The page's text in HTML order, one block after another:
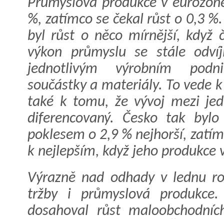
Průmyslová produkce v
%, zatímco se čekal růst o 0,3
byl růst o něco mírnější, když
výkon průmyslu se stále
jednotlivým výrobním
součástky a materiály. To vede
také k tomu, že vývoj mezi
diferencovaný. Česko tak
poklesem o 2,9 % nejhorší,
k nejlepším, když jeho produkce
Výrazně nad odhady v lednu
tržby i průmyslová
dosahoval růst